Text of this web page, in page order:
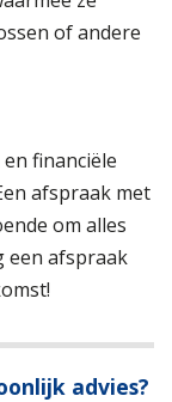
of andere
financiële
afspraak met
om alles
een afspraak
advies?